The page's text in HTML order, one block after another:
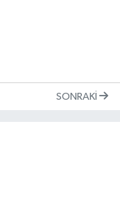
SONRAKI